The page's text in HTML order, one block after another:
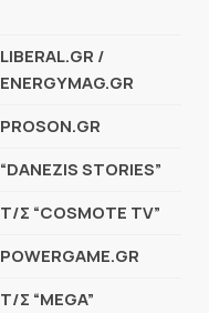
LIBERAL.GR /
ENERGYMAG.GR
PROSON.GR
“DANEZIS STORIES”
Τ/Σ “COSMOTE TV”
POWERGAME.GR
Τ/Σ “MEGA”